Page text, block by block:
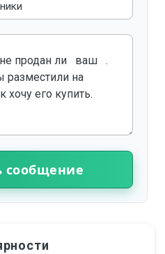
сообщение